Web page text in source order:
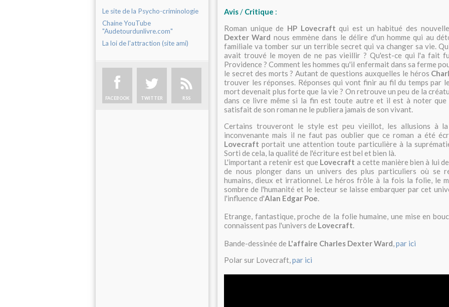
Le site de la Psycho-criminologie
Chaine YouTube
"Audetourdunlivre.com"
La loi de l'attraction (site ami)
FACEBOOK TWITTER RSS
Avis/ Critique :
Roman unique de HP Lovecraft qui est un habitué des
Dexter Ward nous emmène dans le délire d'un homme qui au
familiale va tomber sur un terrible secret qui va changer sa vie.
avait trouvé le moyen de ne pas vieillir ? Qu'est-ce qui l'a fait
Providence ? Comment les hommes qu'il enfermait dans sa ferme
le secret des morts ? Autant de questions auxquelles le héros
trouver les réponses. Réponses qui vont finir au fil du temps par
mort devenait plus forte que la vie ? On retrouve un peu de la
dans ce livre même si la fin est toute autre et il est à noter que
satisfait de son roman ne le publiera jamais de son vivant.
Certains trouveront le style est peu vieillot, les allusions à la
inconvenante mais il ne faut pas oublier que ce roman a été
Lovecraft portait une attention toute particulière à la
Sorti de cela, la qualité de l'écriture est bel et bien là.
L'important a retenir est que Lovecraft a cette manière bien à lui
de nous plonger dans un univers des plus particuliers où se
humains, dieux et irrationnel. Le héros frôle à la fois la folie, le
sombre de l'humanité et le lecteur se laisse embarquer par cet
l'influence d'Alan Edgar Poe.
Etrange, fantastique, proche de la folie humaine, une mise en
connaissent pas l'univers de Lovecraft.
Bande-dessinée de L'affaire Charles Dexter Ward,par ici
Polar sur Lovecraft,par ici